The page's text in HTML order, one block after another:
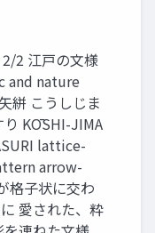
2 江戸の文様
and nature
絣 こうしじま
KŌSHI-JIMA
lattice-
arrow-
格子状に交わ
愛された、粋